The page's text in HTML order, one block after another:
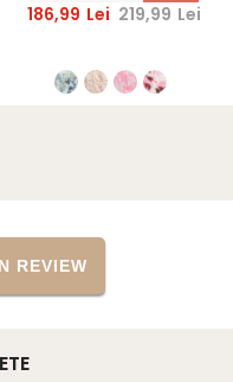
186,99 Lei 219,99 Lei
REVIEW